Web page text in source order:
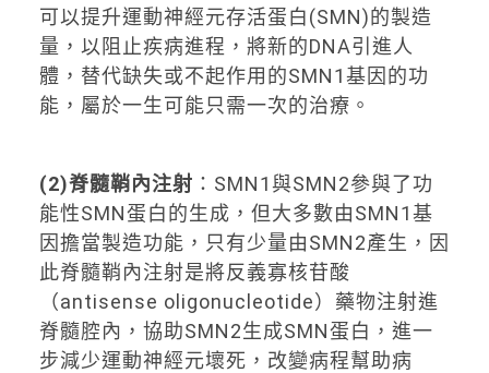
可以提升運動神經元存活蛋白(SMN)的製造
量，以阻止疾病進程，將新的DNA引進人
體，替代缺失或不起作用的SMN1基因的功
能，屬於一生可能只需一次的治療。
(2)脊髓鞘內注射 ：SMN1與SMN2參與了功
能性SMN蛋白的生成，但大多數由SMN1基
因擔當製造功能，只有少量由SMN2產生，因
此脊髓鞘內注射是將反義寡核苷酸
（antisense oligonucleotide）藥物注射進
脊髓腔內，協助SMN2生成SMN蛋白，進一
步減少運動神經元壞死，改變病程幫助病